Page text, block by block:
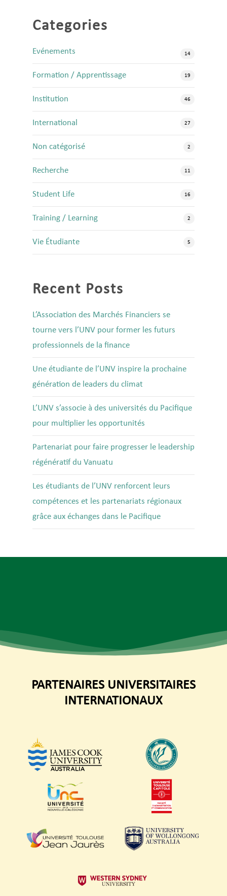
Categories
Evénements 14
Formation / Apprentissage 19
Institution 46
International 27
Non catégorisé 2
Recherche 11
Student Life 16
Training / Learning 2
Vie Étudiante 5
Recent Posts
L’Association des Marchés Financiers se
tourne vers l’UNV pour former les futurs
professionnels de la finance
Une étudiante de l’UNV inspire la prochaine
génération de leaders du climat
L’UNV s’associe à des universités du Pacifique
pour multiplier les opportunités
Partenariat pour faire progresser le leadership
régénératif du Vanuatu
Les étudiants de l’UNV renforcent leurs
compétences et les partenariats régionaux
grâce aux échanges dans le Pacifique
PARTENAIRES UNIVERSITAIRES
INTERNATIONAUX